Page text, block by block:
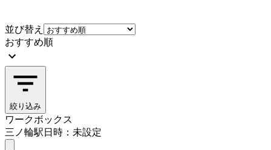
並び替え
おすすめ順
絞り込み
ワークボックス
三ノ輪駅日時：未設定